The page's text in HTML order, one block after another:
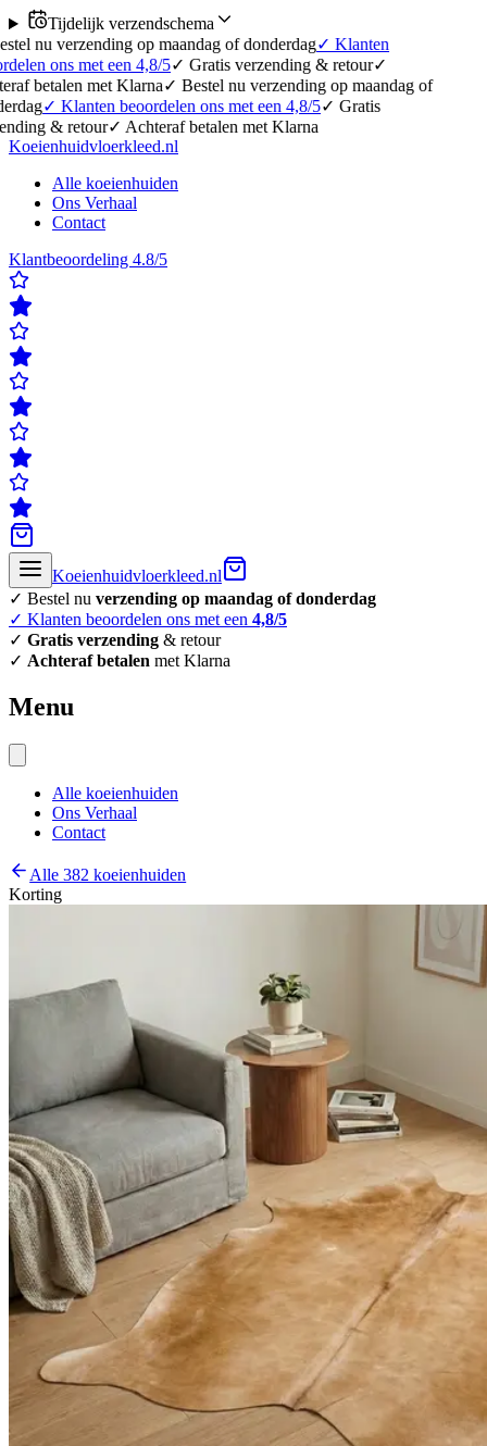
Tijdelijk verzendschema
op maandag of donderdag✓Klanten
een 4,8/5✓Gratis verzending & retour✓
met Klarna ✓Bestel nu verzending op maandag of
beoordelen ons met een 4,8/5✓Gratis
✓ Achteraf betalen met Klarna
Koeienhuidvloerkleed.nl
Alle koeienhuiden
Ons Verhaal
Contact
Klantbeoordeling 4.8/5
Koeienhuidvloerkleed.nl
✓ Bestel nu verzending op maandag of donderdag
✓ Klanten beoordelen ons met een 4,8/5
✓ Gratis verzending & retour
✓ Achteraf betalen met Klarna
Menu
Alle koeienhuiden
Ons Verhaal
Contact
Alle 382 koeienhuiden
Korting